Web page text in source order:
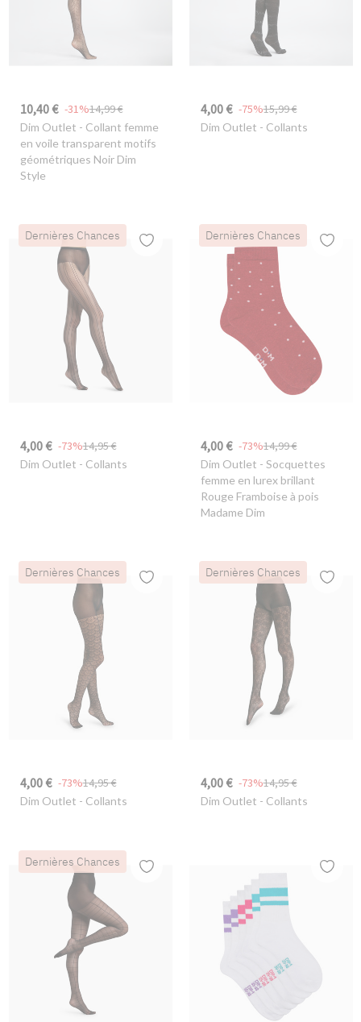
10,40 € 14,99 €
-31%
Dim Outlet - Collant femme
en voile transparent motifs
géométriques Noir Dim
Style
4,00 € 15,99 €
-75%
Dim Outlet - Collants
Dernières Chances
4,00 € 14,95 €
-73%
Dim Outlet - Collants
Dernières Chances
4,00 € 14,99 €
-73%
Dim Outlet - Socquettes
femme en lurex brillant
Rouge Framboise à pois
Madame Dim
Dernières Chances
4,00 € 14,95 €
-73%
Dim Outlet - Collants
Dernières Chances
4,00 € 14,95 €
-73%
Dim Outlet - Collants
Dernières Chances